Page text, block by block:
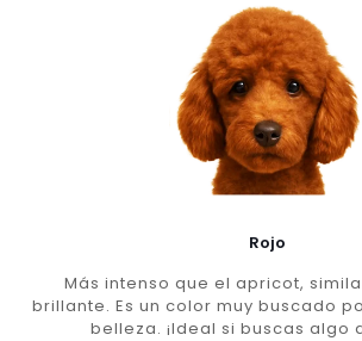
Rojo
Más intenso que el apricot,
brillante. Es un color muy buscado
belleza. ¡Ideal si buscas algo